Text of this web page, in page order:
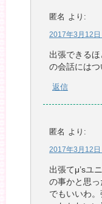
匿名 より:
2017年3月12日
出張できる
の会話には
返信
匿名 より:
2017年3月12日
出張てμ’sユ
の事かと思
でもいいわ